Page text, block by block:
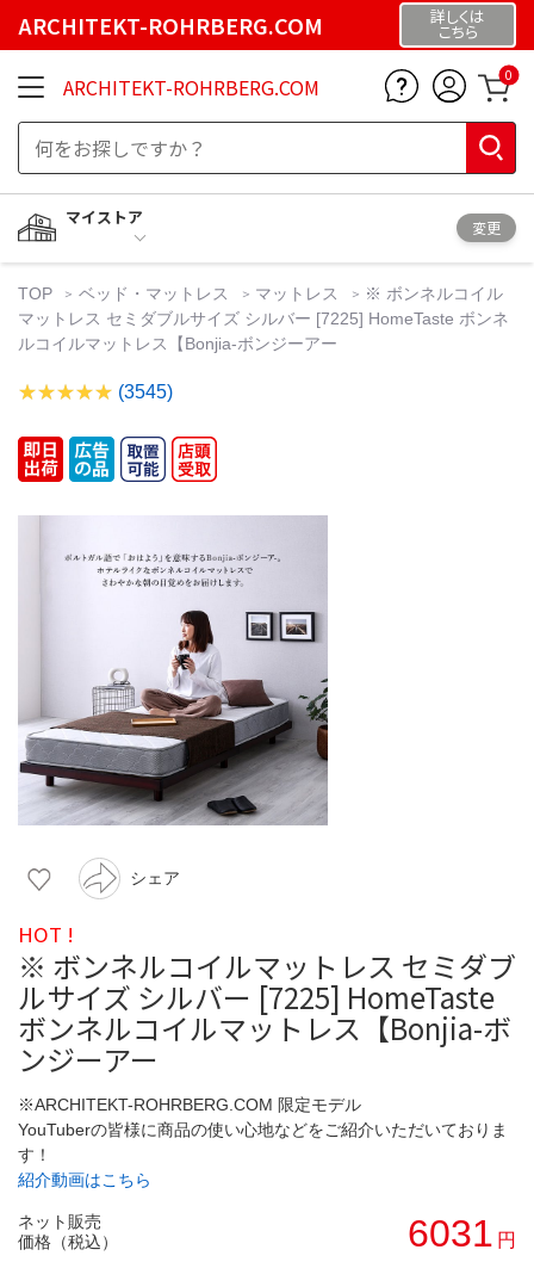
ARCHITEKT-ROHRBERG.COM 詳しくは
こちら
ARCHITEKT-ROHRBERG.COM 0
マイストア
変更
TOP ベッド・マットレス マットレス
※ ボンネルコイル
マットレス セミダブルサイズ シルバー [7225] HomeTaste ボンネ
ルコイルマットレス【Bonjia-ボンジーアー
(3545)
シェア
HOT !
※ ボンネルコイルマットレス セミダブ
ルサイズ シルバー [7225] HomeTaste
ボンネルコイルマットレス【Bonjia-ボ
ンジーアー
※ARCHITEKT-ROHRBERG.COM 限定モデル
YouTuberの皆様に商品の使い心地などをご紹介いただいておりま
す！
紹介動画はこちら
ネット販売
価格（税込）
6031 円